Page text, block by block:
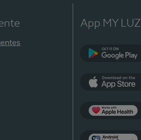
App MY LUZ